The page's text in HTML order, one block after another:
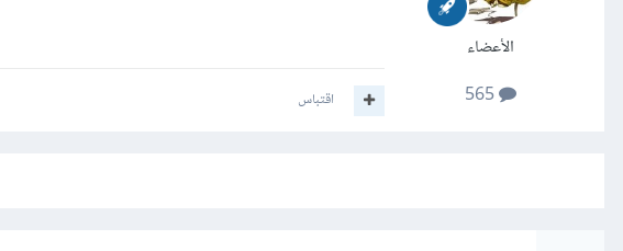
الأعضاء
565
اقتباس